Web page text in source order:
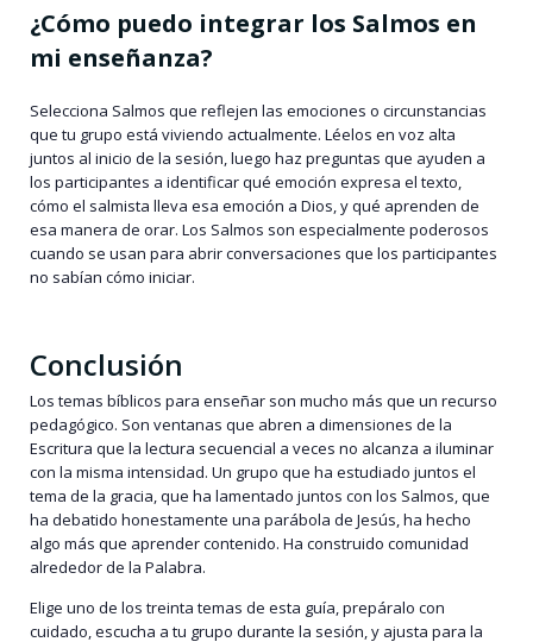
¿Cómo puedo integrar los Salmos en
mi enseñanza?
Selecciona Salmos que reflejen las emociones o circunstancias
que tu grupo está viviendo actualmente. Léelos en voz alta
juntos al inicio de la sesión, luego haz preguntas que ayuden a
los participantes a identificar qué emoción expresa el texto,
cómo el salmista lleva esa emoción a Dios, y qué aprenden de
esa manera de orar. Los Salmos son especialmente poderosos
cuando se usan para abrir conversaciones que los participantes
no sabían cómo iniciar.
Conclusión
Los temas bíblicos para enseñar son mucho más que un recurso
pedagógico. Son ventanas que abren a dimensiones de la
Escritura que la lectura secuencial a veces no alcanza a iluminar
con la misma intensidad. Un grupo que ha estudiado juntos el
tema de la gracia, que ha lamentado juntos con los Salmos, que
ha debatido honestamente una parábola de Jesús, ha hecho
algo más que aprender contenido. Ha construido comunidad
alrededor de la Palabra.
Elige uno de los treinta temas de esta guía, prepáralo con
cuidado, escucha a tu grupo durante la sesión, y ajusta para la